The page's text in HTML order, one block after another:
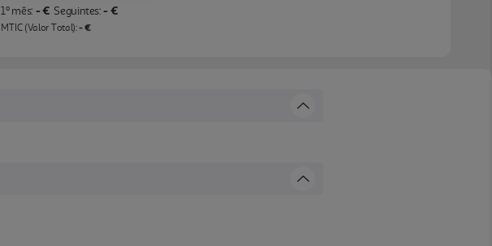
1º mês: - € Seguintes: - €
MTIC (Valor Total):- €